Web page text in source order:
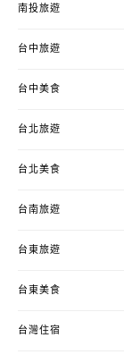
南投旅遊
台中旅遊
台中美食
台北旅遊
台北美食
台南旅遊
台東旅遊
台東美食
台灣住宿